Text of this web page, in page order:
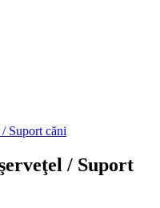
Suport căni
/ Suport